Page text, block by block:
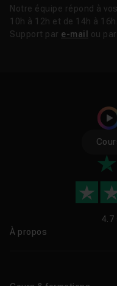
Notre équipe répond à
10h à 12h et de 14h à 16h.
Support par e-mail ou
4.7
À propos